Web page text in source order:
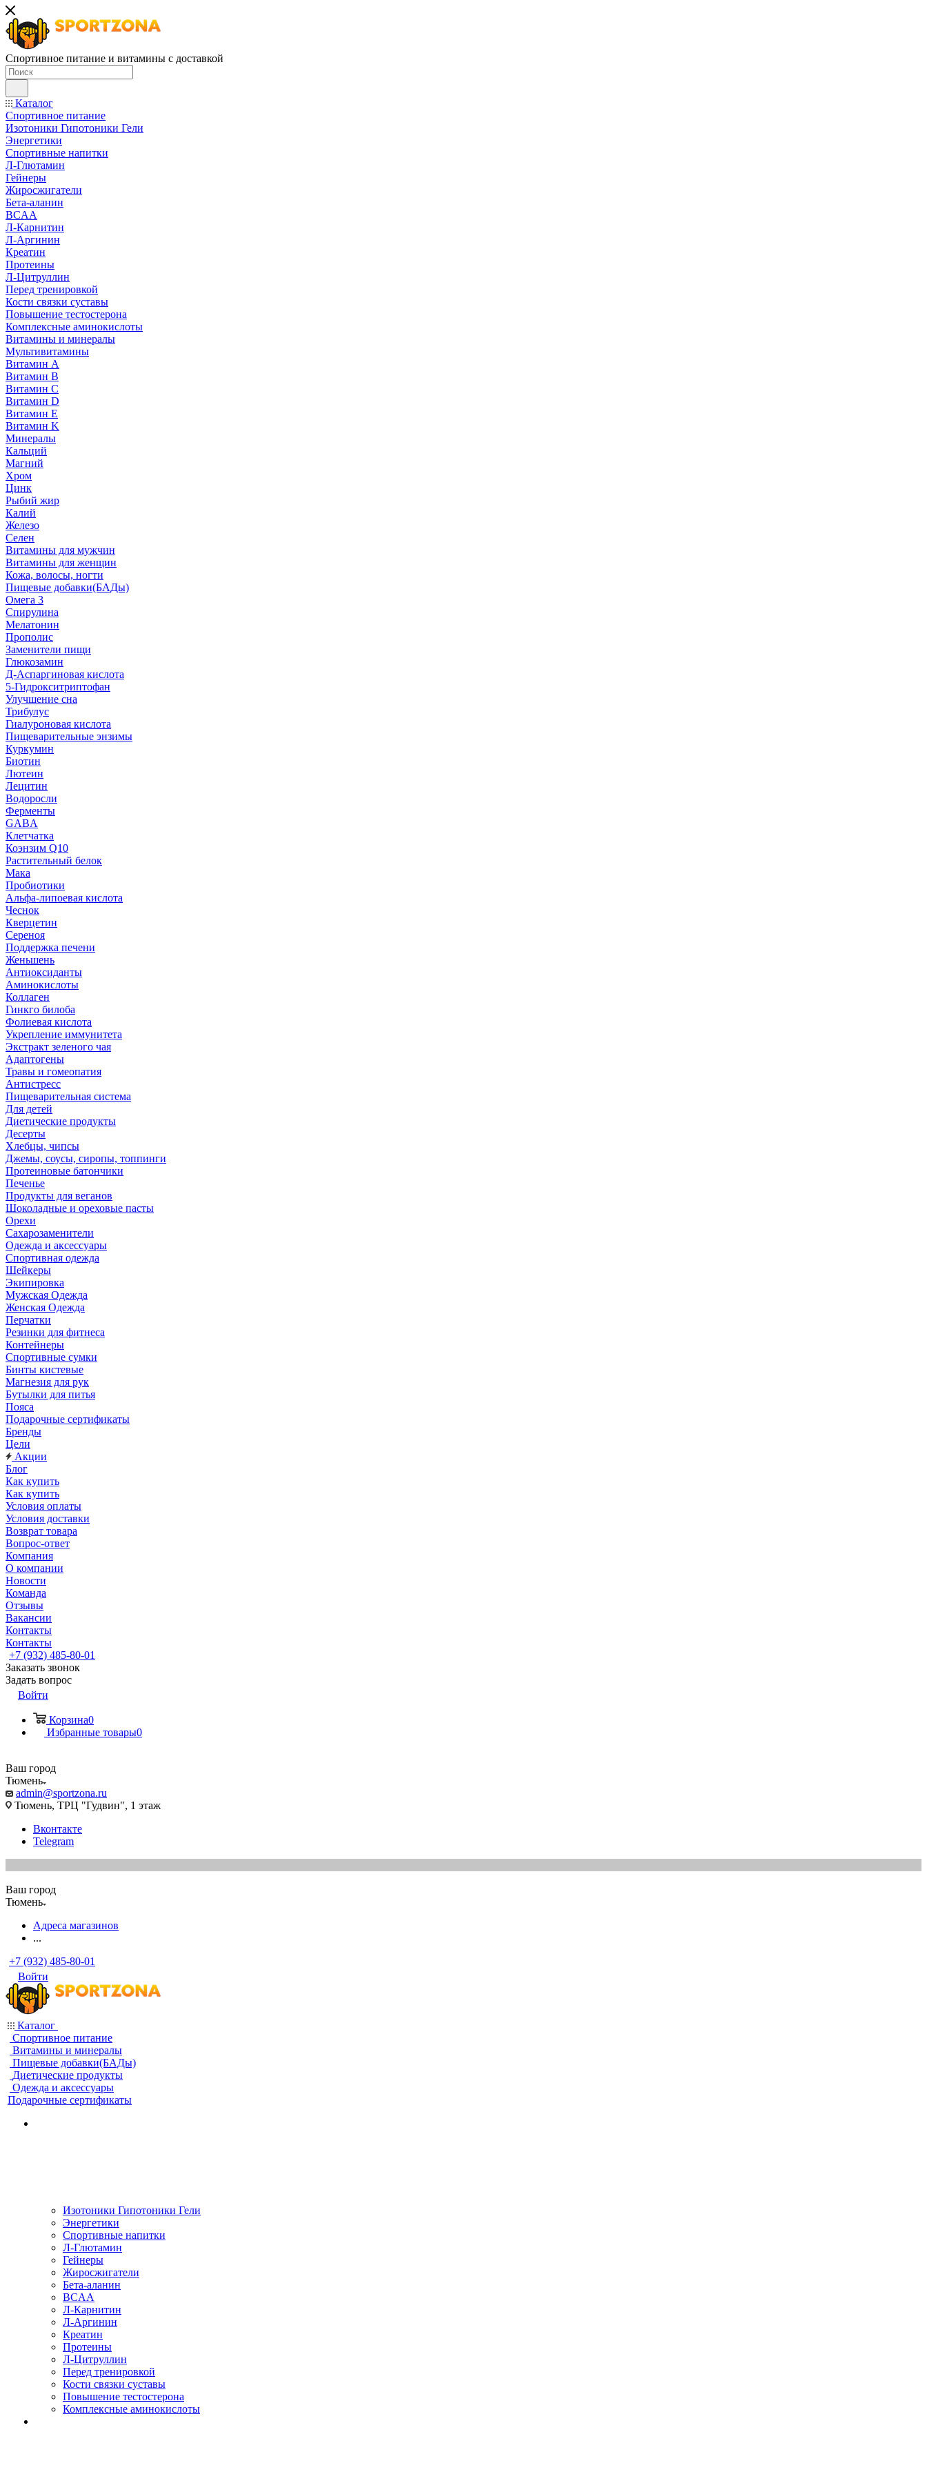
Спортивное питание и витамины с доставкой
Каталог
Спортивное питание
Изотоники Гипотоники Гели
Энергетики
Спортивные напитки
Л-Глютамин
Гейнеры
Жиросжигатели
Бета-аланин
BCAA
Л-Карнитин
Л-Аргинин
Креатин
Протеины
Л-Цитруллин
Перед тренировкой
Кости связки суставы
Повышение тестостерона
Комплексные аминокислоты
Витамины и минералы
Мультивитамины
Витамин A
Витамин B
Витамин C
Витамин D
Витамин E
Витамин K
Минералы
Кальций
Магний
Хром
Цинк
Рыбий жир
Калий
Железо
Селен
Витамины для мужчин
Витамины для женщин
Кожа, волосы, ногти
Пищевые добавки(БАДы)
Омега 3
Спирулина
Мелатонин
Прополис
Заменители пищи
Глюкозамин
Д-Аспаргиновая кислота
5-Гидрокситриптофан
Улучшение сна
Трибулус
Гиалуроновая кислота
Пищеварительные энзимы
Куркумин
Биотин
Лютеин
Лецитин
Водоросли
Ферменты
GABA
Клетчатка
Коэнзим Q10
Растительный белок
Мака
Пробиотики
Альфа-липоевая кислота
Чеснок
Кверцетин
Сереноя
Поддержка печени
Женьшень
Антиоксиданты
Аминокислоты
Коллаген
Гинкго билоба
Фолиевая кислота
Укрепление иммунитета
Экстракт зеленого чая
Адаптогены
Травы и гомеопатия
Антистресс
Пищеварительная система
Для детей
Диетические продукты
Десерты
Хлебцы, чипсы
Джемы, соусы, сиропы, топпинги
Протеиновые батончики
Печенье
Продукты для веганов
Шоколадные и ореховые пасты
Орехи
Сахарозаменители
Одежда и аксессуары
Спортивная одежда
Шейкеры
Экипировка
Мужская Одежда
Женская Одежда
Перчатки
Резинки для фитнеса
Контейнеры
Спортивные сумки
Бинты кистевые
Магнезия для рук
Бутылки для питья
Пояса
Подарочные сертификаты
Бренды
Цели
Акции
Блог
Как купить
Как купить
Условия оплаты
Условия доставки
Возврат товара
Вопрос-ответ
Компания
О компании
Новости
Команда
Отзывы
Вакансии
Контакты
Контакты
+7 (932) 485-80-01
Заказать звонок
Задать вопрос
Войти
Корзина0
Избранные товары0
Ваш город
Тюмень
admin@sportzona.ru
Тюмень, ТРЦ "Гудвин", 1 этаж
Вконтакте
Telegram
Ваш город
Тюмень
Адреса магазинов
...
+7 (932) 485-80-01
Войти
Каталог
Спортивное питание
Витамины и минералы
Пищевые добавки(БАДы)
Диетические продукты
Одежда и аксессуары
Подарочные сертификаты
Изотоники Гипотоники Гели
Энергетики
Спортивные напитки
Л-Глютамин
Гейнеры
Жиросжигатели
Бета-аланин
BCAA
Л-Карнитин
Л-Аргинин
Креатин
Протеины
Л-Цитруллин
Перед тренировкой
Кости связки суставы
Повышение тестостерона
Комплексные аминокислоты